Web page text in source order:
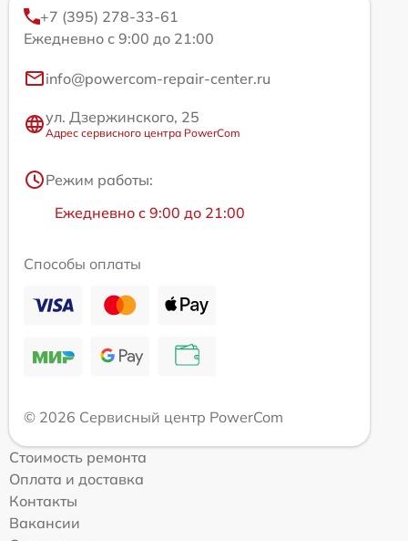
+7 (395) 278-33-61
Ежедневно с 9:00 до 21:00
info@powercom-repair-center.ru
ул. Дзержинского, 25
Адрес сервисного центра PowerCom
Режим работы:
Ежедневно с 9:00 до 21:00
Способы оплаты
© 2026 Сервисный центр PowerCom
Стоимость ремонта
Оплата и доставка
Контакты
Вакансии